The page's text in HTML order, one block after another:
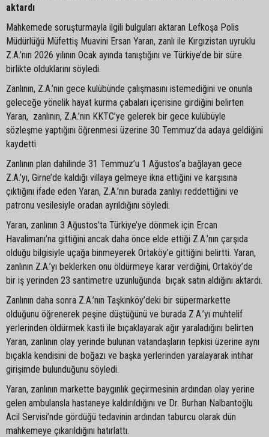
aktardı
Mahkemede soruşturmayla ilgili bulguları aktaran Lefkoşa Polis
Müdürlüğü Müfettiş Muavini Ersan Yaran, zanlı ile Kırgızistan uyruklu
Z.A.’nın 2026 yılının Ocak ayında tanıştığını ve Türkiye’de bir süre
birlikte olduklarını söyledi.
Zanlının, Z.A.’nın gece kulübünde çalışmasını istemediğini ve onunla
geleceğe yönelik hayat kurma çabaları içerisine girdiğini belirten
Yaran, zanlının, Z.A.’nın KKTC’ye gelerek bir gece kulübüyle
sözleşme yaptığını öğrenmesi üzerine 30 Temmuz’da adaya geldiğini
kaydetti.
Zanlının plan dahilinde 31 Temmuz’u 1 Ağustos’a bağlayan gece
Z.A.’yı, Girne’de kaldığı villaya gelmeye ikna ettiğini ve karşısına
çıktığını ifade eden Yaran, Z.A.’nın burada zanlıyı reddettiğini ve
patronu vesilesiyle oradan ayrıldığını söyledi.
Yaran, zanlının 3 Ağustos’ta Türkiye’ye dönmek için Ercan
Havalimanı’na gittiğini ancak daha önce elde ettiği Z.A.’nın çarşıda
olduğu bilgisiyle uçağa binmeyerek Ortaköy’e gittiğini belirtti. Yaran,
zanlının Z.A.’yı beklerken onu öldürmeye karar verdiğini, Ortaköy’de
bir iş yerinden 23 santimetre uzunluğunda bıçak satın aldığını aktardı.
Zanlının daha sonra Z.A.’nın Taşkınköy’deki bir süpermarkette
olduğunu öğrenerek peşine düştüğünü ve burada Z.A.’yı muhtelif
yerlerinden öldürmek kasti ile bıçaklayarak ağır yaraladığını belirten
Yaran, zanlının olay yerinde bulunan vatandaşların tepkisi üzerine aynı
bıçakla kendisini de boğazı ve başka yerlerinden yaralayarak intihar
girişimde bulunduğunu söyledi.
Yaran, zanlının markette baygınlık geçirmesinin ardından olay yerine
gelen ambulansla hastaneye kaldırıldığını ve Dr. Burhan Nalbantoğlu
Acil Servisi’nde gördüğü tedavinin ardından taburcu olarak dün
mahkemeye çıkarıldığını hatırlattı.